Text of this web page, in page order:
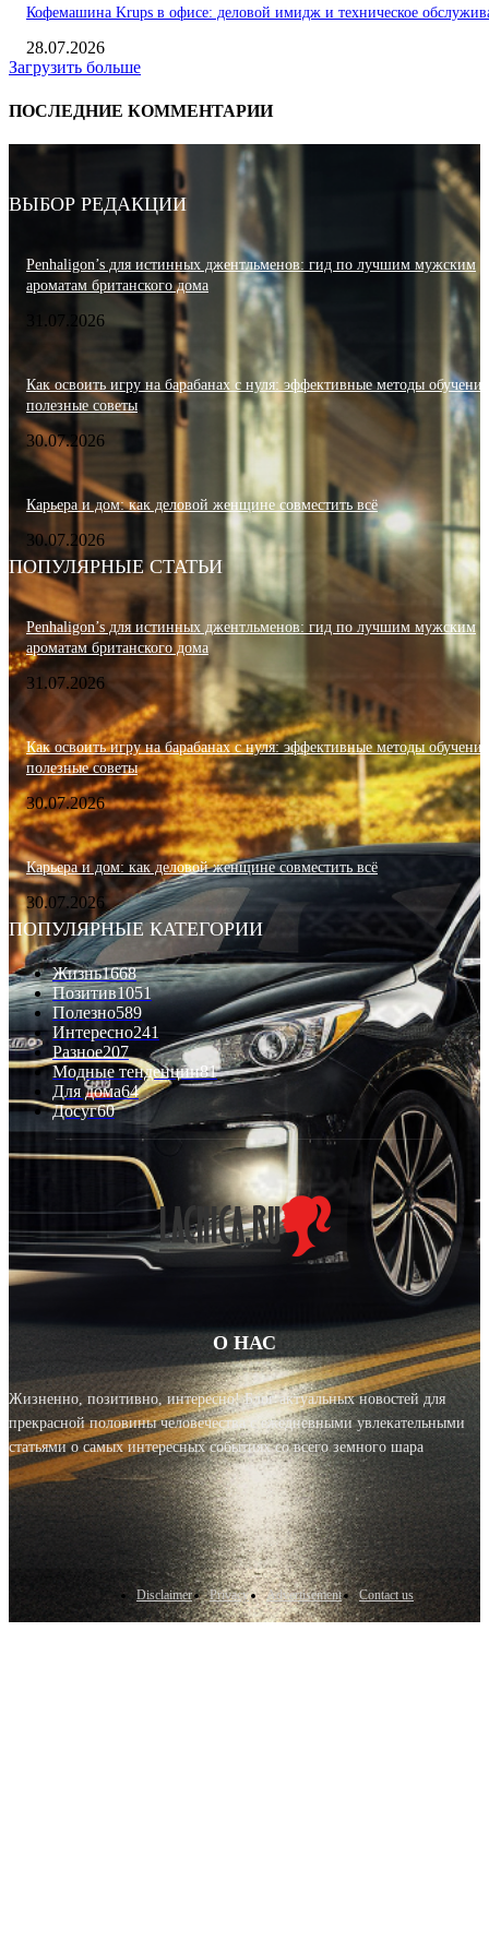
Кофемашина Krups в офисе: деловой имидж и техническое
28.07.2026
Загрузить больше
ПОСЛЕДНИЕ КОММЕНТАРИИ
ВЫБОР РЕДАКЦИИ
Penhaligon’s для истинных джентльменов: гид по лучшим мужским
ароматам британского дома
31.07.2026
Как освоить игру на барабанах с нуля: эффективные методы
полезные советы
30.07.2026
Карьера и дом: как деловой женщине совместить всё
30.07.2026
ПОПУЛЯРНЫЕ СТАТЬИ
Penhaligon’s для истинных джентльменов: гид по лучшим мужским
ароматам британского дома
31.07.2026
Как освоить игру на барабанах с нуля: эффективные методы
полезные советы
30.07.2026
Карьера и дом: как деловой женщине совместить всё
30.07.2026
ПОПУЛЯРНЫЕ КАТЕГОРИИ
Жизнь1668
Позитив1051
Полезно589
Интересно241
Разное207
Модные тенденции81
Для дома64
Досуг60
О НАС
Жизненно, позитивно, интересно! Блог актуальных новостей для
прекрасной половины человечества с ежедневными увлекательными
статьями о самых интересных событиях со всего земного шара
Disclaimer Privacy Advertisement Contact us